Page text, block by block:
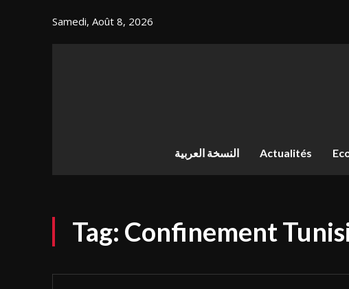
Samedi, Août 8, 2026
النسخة العربية Actualités
Tag: Confinement